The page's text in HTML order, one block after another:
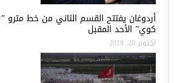
أردوغان يفتتح القسم الثاني من خط مترو
كوي” الأحد المقبل
أكتوبر 20, 2018